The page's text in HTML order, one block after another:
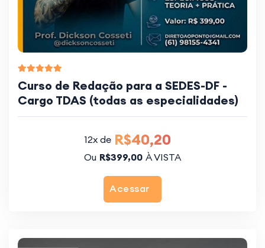
Curso de Redação para a SEDES-DF -
Cargo TDAS (todas as especialidades)
12x de R$40,20
Ou R$399,00 À VISTA
Acessar